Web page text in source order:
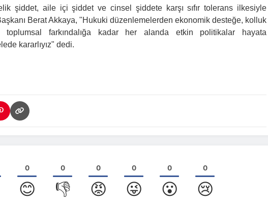
şiddet, aile içi şiddet ve cinsel şiddete karşı sıfır tolerans ilkesiyle
Berat Akkaya, "Hukuki düzenlemelerden ekonomik desteğe, kolluk
toplumsal farkındalığa kadar her alanda etkin politikalar hayata
kararlıyız" dedi.
0
😊
0
👎
0
😡
0
😜
0
😮
0
😢